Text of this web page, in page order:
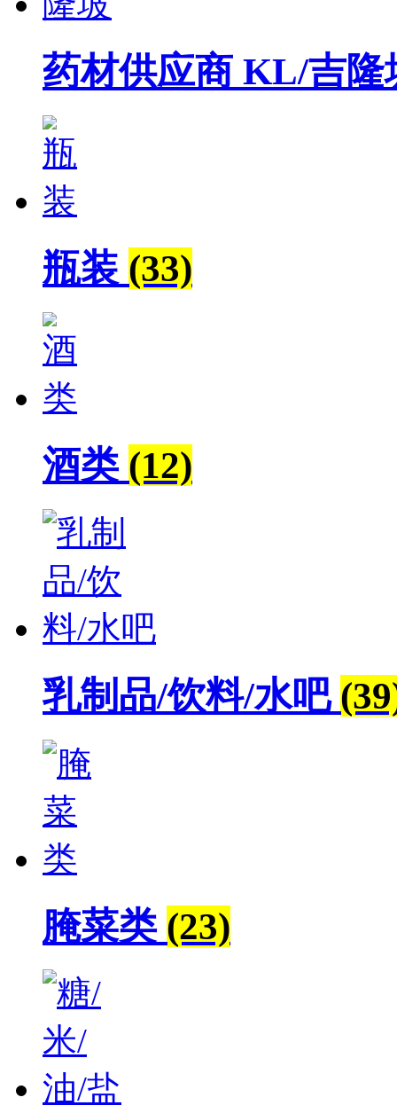
药材供应商 KL/吉
瓶装 (33)
酒类 (12)
乳制品/饮料/水吧
腌菜类 (23)